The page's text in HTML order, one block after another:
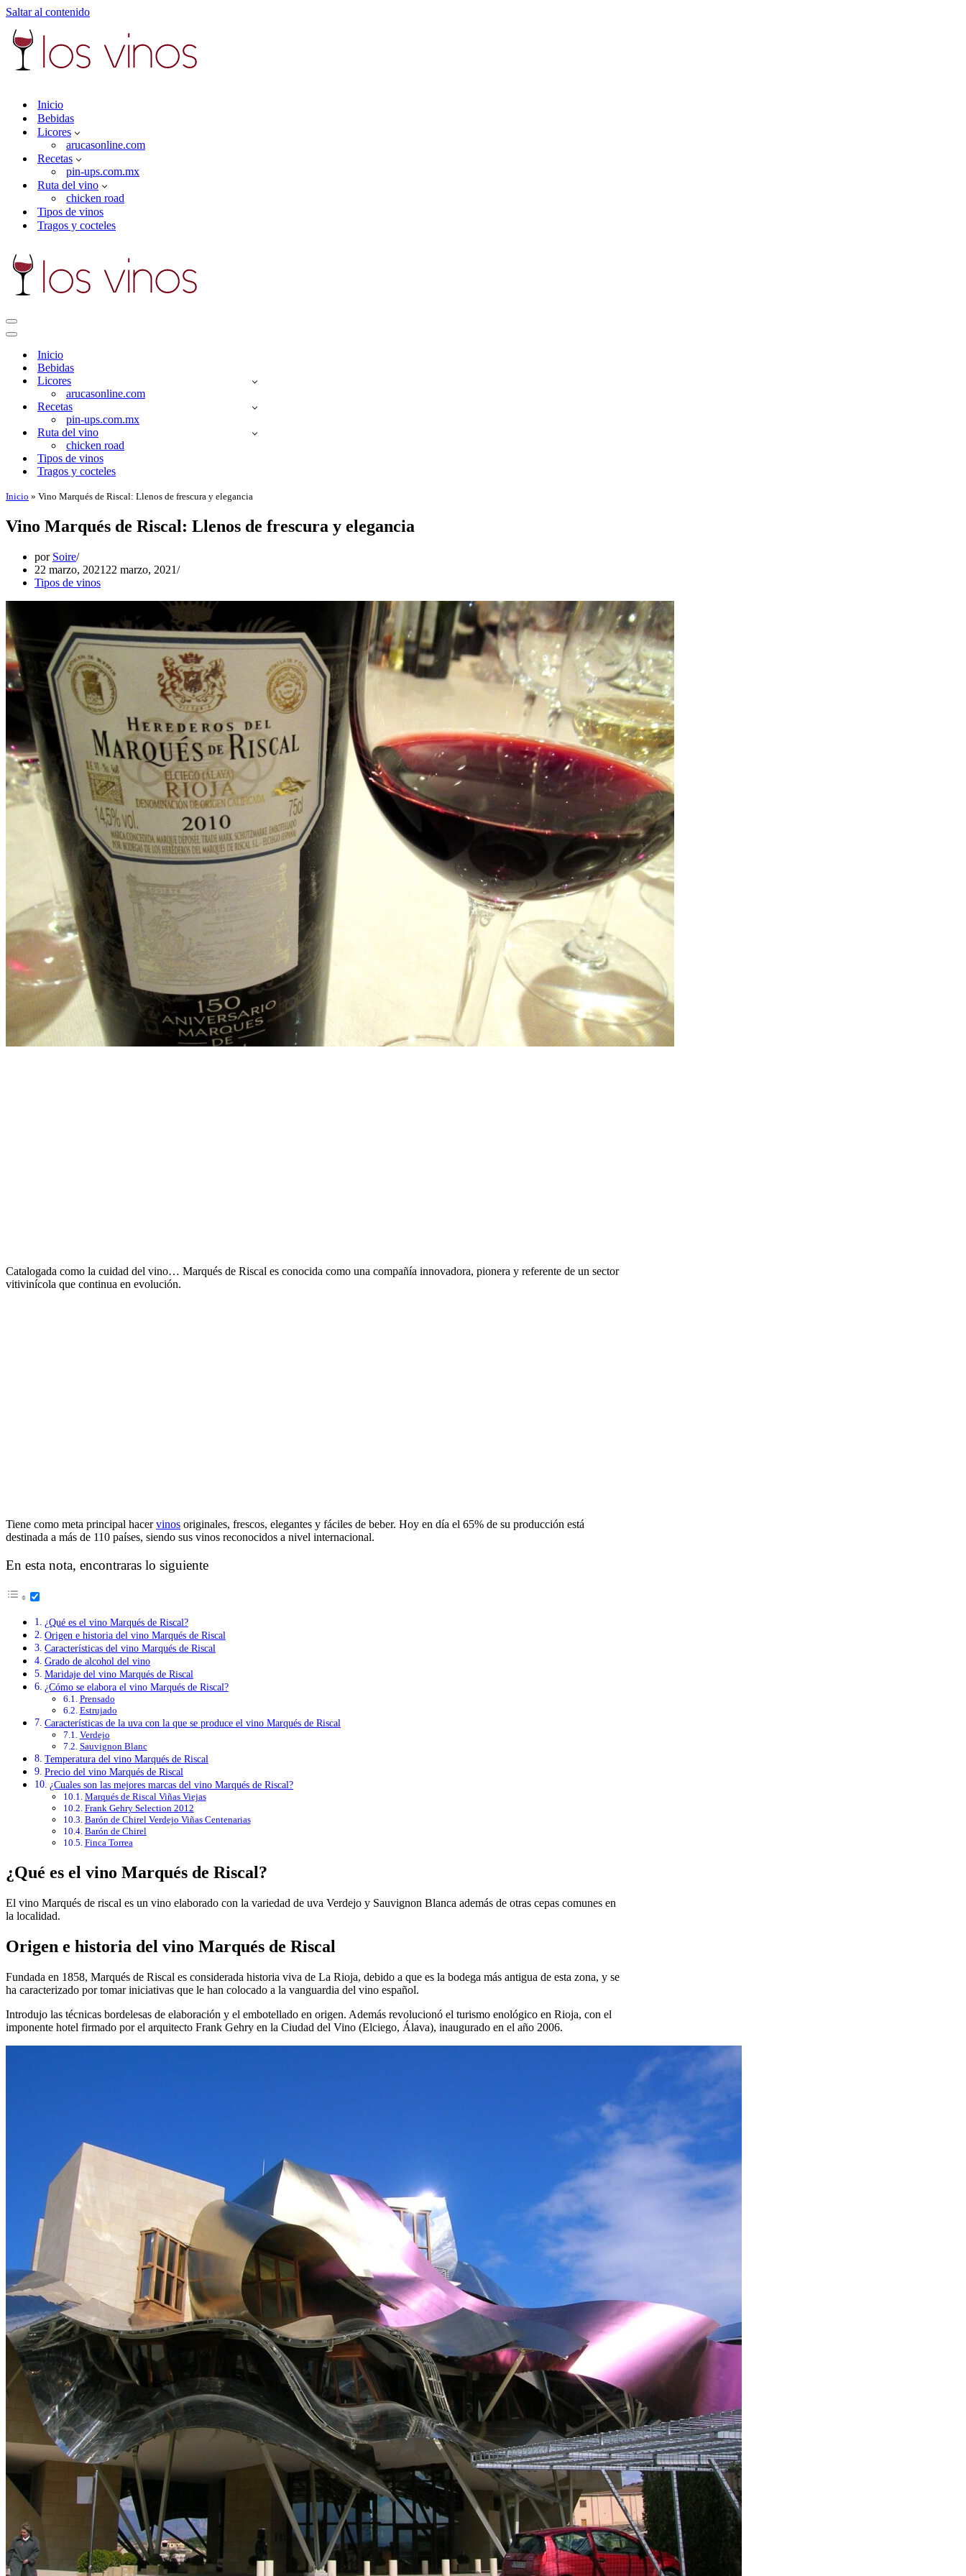
Saltar al contenido
Inicio
Bebidas
Licores
arucasonline.com
Recetas
pin-ups.com.mx
Ruta del vino
chicken road
Tipos de vinos
Tragos y cocteles
Menú
de
Menú
navegación
Inicio
Bebidas
Licores
arucasonline.com
Recetas
pin-ups.com.mx
Ruta del vino
chicken road
Tipos de vinos
Tragos y cocteles
Inicio » Vino Marqués de Riscal: Llenos de frescura y elegancia
Vino Marqués de Riscal: Llenos de frescura y elegancia
por Soire
22 marzo, 2021 22 marzo, 2021
Tipos de vinos
Catalogada como la cuidad del vino… Marqués de Riscal es conocida como una compañía innovadora, pionera y referente de un sector
vitivinícola que continua en evolución.
Tiene como meta principal hacervinos originales, frescos, elegantes y fáciles de beber. Hoy en día el 65% de su producción está
destinada a más de 110 países, siendo sus vinos reconocidos a nivel internacional.
En esta nota, encontraras lo siguiente
¿Qué es el vino Marqués de Riscal?
Origen e historia del vino Marqués de Riscal
Características del vino Marqués de Riscal
Grado de alcohol del vino
Maridaje del vino Marqués de Riscal
¿Cómo se elabora el vino Marqués de Riscal?
Prensado
Estrujado
Características de la uva con la que se produce el vino Marqués de Riscal
Verdejo
Sauvignon Blanc
Temperatura del vino Marqués de Riscal
Precio del vino Marqués de Riscal
¿Cuales son las mejores marcas del vino Marqués de Riscal?
Marqués de Riscal Viñas Viejas
Frank Gehry Selection 2012
Barón de Chirel Verdejo Viñas Centenarias
Barón de Chirel
Finca Torrea
¿Qué es el vino Marqués de Riscal?
El vino Marqués de riscal es un vino elaborado con la variedad de uva Verdejo y Sauvignon Blanca además de otras cepas comunes en
la localidad.
Origen e historia del vino Marqués de Riscal
Fundada en 1858, Marqués de Riscal es considerada historia viva de La Rioja, debido a que es la bodega más antigua de esta zona, y se
ha caracterizado por tomar iniciativas que le han colocado a la vanguardia del vino español.
Introdujo las técnicas bordelesas de elaboración y el embotellado en origen. Además revolucionó el turismo enológico en Rioja, con el
imponente hotel firmado por el arquitecto Frank Gehry en la Ciudad del Vino (Elciego, Álava), inaugurado en el año 2006.